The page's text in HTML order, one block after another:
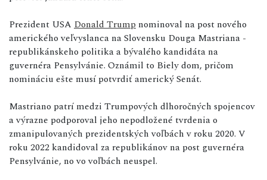
Prezident USA Donald Trump nominoval na post nového
amerického veľvyslanca na Slovensku Douga Mastriana -
republikánskeho politika a bývalého kandidáta na
guvernéra Pensylvánie. Oznámil to Biely dom, pričom
nomináciu ešte musí potvrdiť americký Senát.
Mastriano patrí medzi Trumpových dlhoročných spojencov
a výrazne podporoval jeho nepodložené tvrdenia o
zmanipulovaných prezidentských voľbách v roku 2020. V
roku 2022 kandidoval za republikánov na post guvernéra
Pensylvánie, no vo voľbách neuspel.